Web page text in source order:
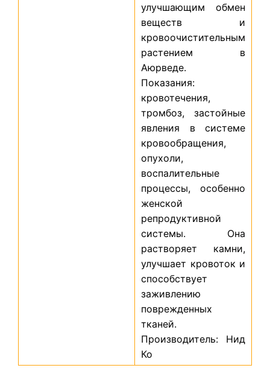
улучшающим обмен
веществ и
кровоочистительным
растением в
Аюрведе.
Показания:
кровотечения,
тромбоз, застойные
явления в системе
кровообращения,
опухоли,
воспалительные
процессы, особенно
женской
репродуктивной
системы. Она
растворяет камни,
улучшает кровоток и
способствует
заживлению
поврежденных
тканей.
Производитель: Нид
Ко